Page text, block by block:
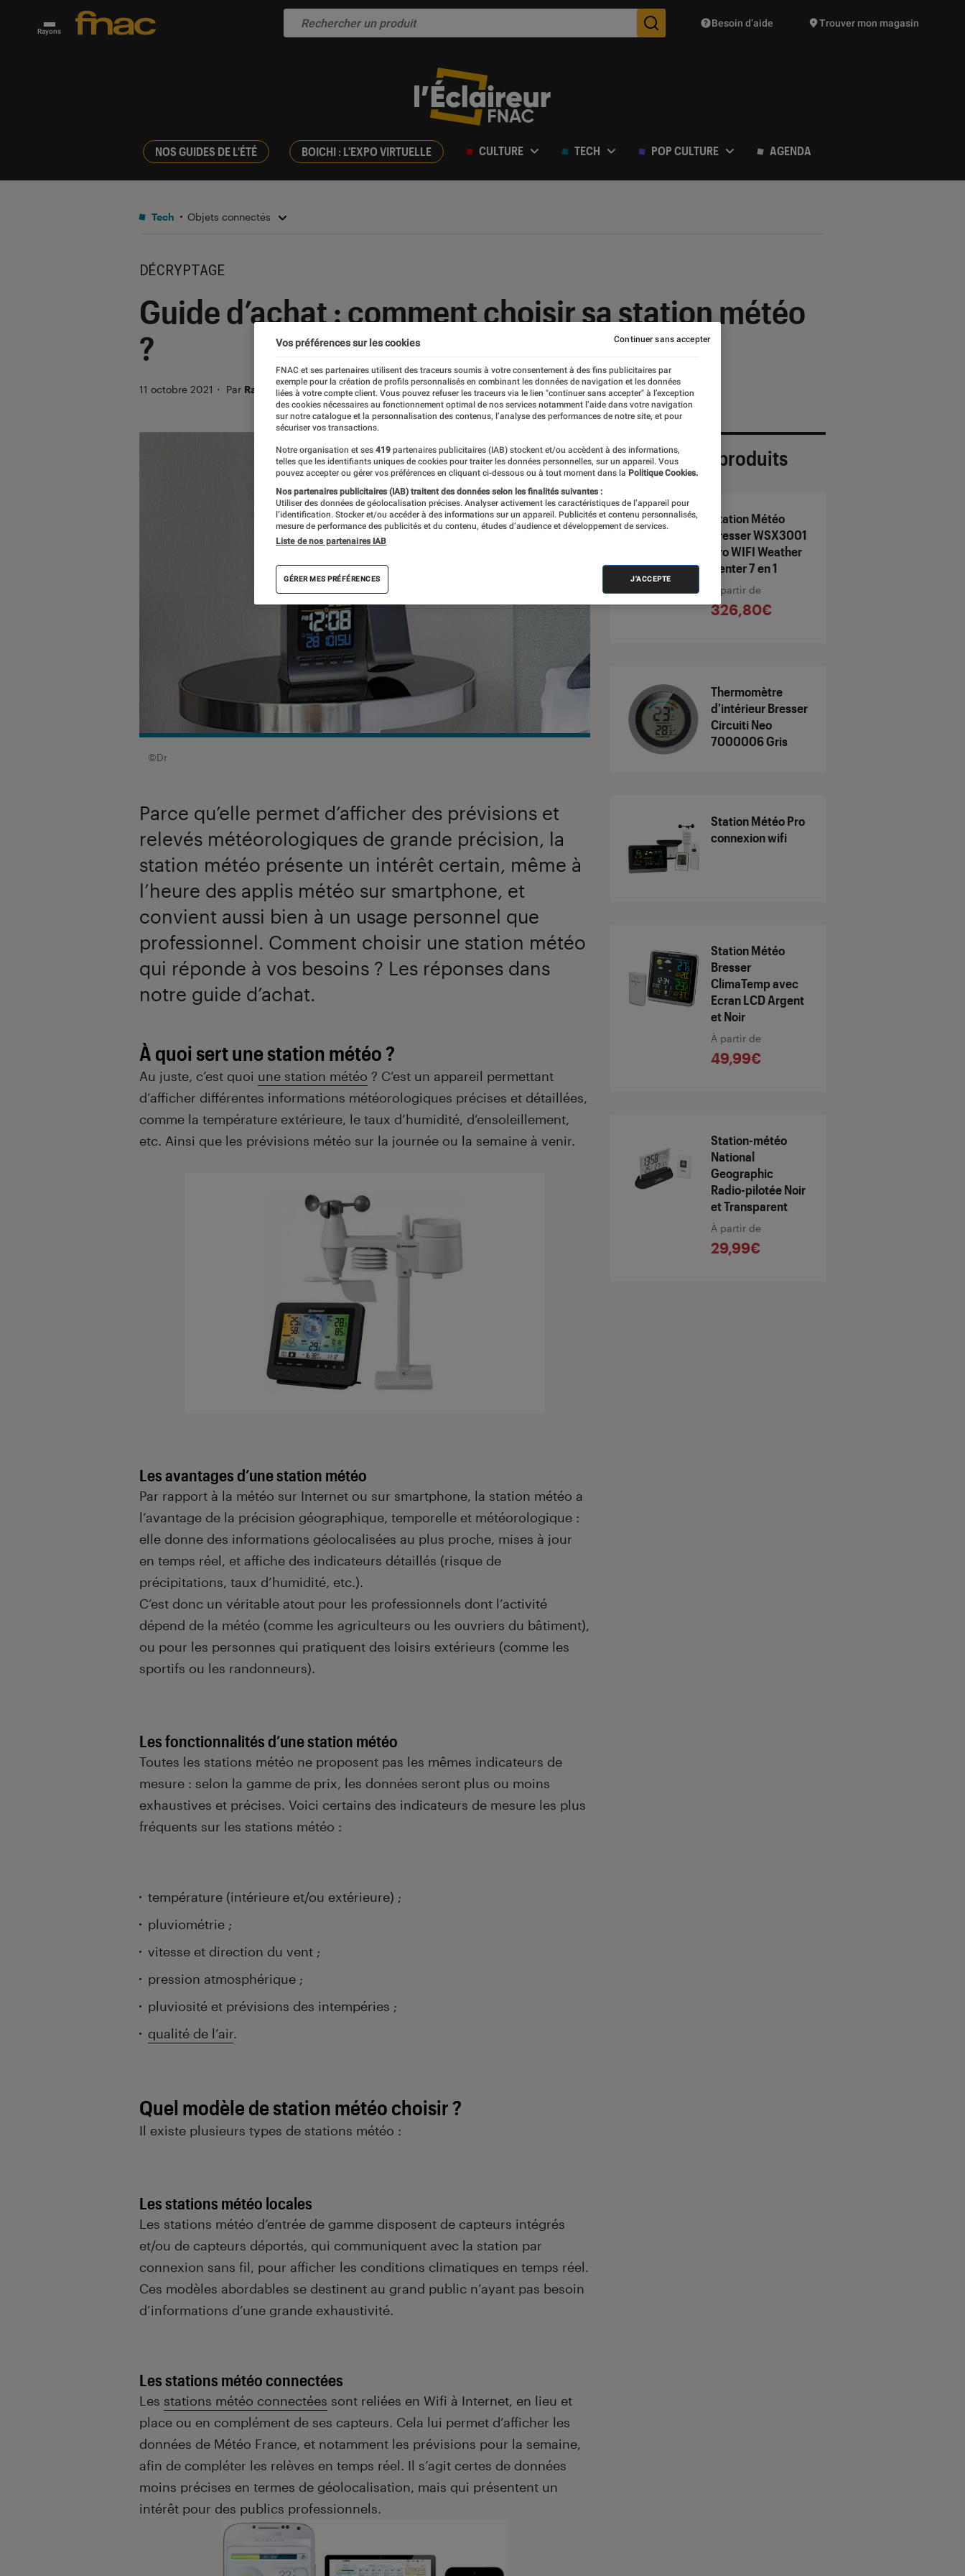
Rayons Des suggestions de produits vont vous être proposées
Besoin d’aide Trouver mon magasin
NOS GUIDES DE L'ÉTÉ BOICHI : L'EXPO VIRTUELLE CULTURE TECH POP CULTURE AGENDA
Tech Objets connectés
DÉCRYPTAGE
Guide d’achat : comment choisir sa station météo
?
11 octobre 2021 ・ Par Ravi
©Dr
Parce qu’elle permet d’afficher des prévisions et
relevés météorologiques de grande précision, la
station météo présente un intérêt certain, même à
l’heure des applis météo sur smartphone, et
convient aussi bien à un usage personnel que
professionnel. Comment choisir une station météo
qui réponde à vos besoins ? Les réponses dans
notre guide d’achat.
À quoi sert une station météo ?
Au juste, c’est quoi une station météo ? C’est un appareil permettant
d’afficher différentes informations météorologiques précises et détaillées,
comme la température extérieure, le taux d’humidité, d’ensoleillement,
etc. Ainsi que les prévisions météo sur la journée ou la semaine à venir.
Les avantages d’une station météo
Par rapport à la météo sur Internet ou sur smartphone, la station météo a
l’avantage de la précision géographique, temporelle et météorologique :
elle donne des informations géolocalisées au plus proche, mises à jour
en temps réel, et affiche des indicateurs détaillés (risque de
précipitations, taux d’humidité, etc.).
C’est donc un véritable atout pour les professionnels dont l’activité
dépend de la météo (comme les agriculteurs ou les ouvriers du bâtiment),
ou pour les personnes qui pratiquent des loisirs extérieurs (comme les
sportifs ou les randonneurs).
Les fonctionnalités d’une station météo
Toutes les stations météo ne proposent pas les mêmes indicateurs de
mesure : selon la gamme de prix, les données seront plus ou moins
exhaustives et précises. Voici certains des indicateurs de mesure les plus
fréquents sur les stations météo :
température (intérieure et/ou extérieure) ;
pluviométrie ;
vitesse et direction du vent ;
pression atmosphérique ;
pluviosité et prévisions des intempéries ;
qualité de l’air.
Quel modèle de station météo choisir ?
Il existe plusieurs types de stations météo :
Les stations météo locales
Les stations météo d’entrée de gamme disposent de capteurs intégrés
et/ou de capteurs déportés, qui communiquent avec la station par
connexion sans fil, pour afficher les conditions climatiques en temps réel.
Ces modèles abordables se destinent au grand public n’ayant pas besoin
d’informations d’une grande exhaustivité.
Les stations météo connectées
Les stations météo connectées sont reliées en Wifi à Internet, en lieu et
place ou en complément de ses capteurs. Cela lui permet d’afficher les
données de Météo France, et notamment les prévisions pour la semaine,
afin de compléter les relèves en temps réel. Il s’agit certes de données
moins précises en termes de géolocalisation, mais qui présentent un
intérêt pour des publics professionnels.
Sélection de produits
Station Météo
Bresser WSX3001
Pro WIFI Weather
Center 7 en 1
À partir de
326,80€
Thermomètre
d'intérieur Bresser
Circuiti Neo
7000006 Gris
Station Météo Pro
connexion wifi
Station Météo
Bresser
ClimaTemp avec
Ecran LCD Argent
et Noir
À partir de
49,99€
Station-météo
National
Geographic
Radio-pilotée Noir
et Transparent
À partir de
29,99€
Vos préférences sur les cookies
FNAC et ses partenaires utilisent des traceurs soumis à votre consentement à des fins publicitaires par
exemple pour la création de profils personnalisés en combinant les données de navigation et les données
liées à votre compte client. Vous pouvez refuser les traceurs via le lien "continuer sans accepter" à l’exception
des cookies nécessaires au fonctionnement optimal de nos services notamment l’aide dans votre navigation
sur notre catalogue et la personnalisation des contenus, l’analyse des performances de notre site, et pour
sécuriser vos transactions.
Notre organisation et ses 419 partenaires publicitaires (IAB) stockent et/ou accèdent à des informations,
telles que les identifiants uniques de cookies pour traiter les données personnelles, sur un appareil. Vous
pouvez accepter ou gérer vos préférences en cliquant ci-dessous ou à tout moment dans la Politique Cookies.
Nos partenaires publicitaires (IAB) traitent des données selon les finalités suivantes :
Utiliser des données de géolocalisation précises. Analyser activement les caractéristiques de l’appareil pour
l’identification. Stocker et/ou accéder à des informations sur un appareil. Publicités et contenu personnalisés,
mesure de performance des publicités et du contenu, études d’audience et développement de services.
Liste de nos partenaires IAB
GÉRER MES PRÉFÉRENCES J'ACCEPTE
Continuer sans accepter